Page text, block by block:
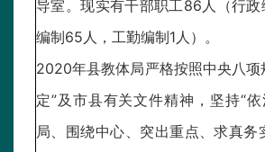
导室。现实有干部职工86人（行
编制65人，工勤编制1人）。
2020年县教体局严格按照中央八项
定”及市县有关文件精神，坚持“
局、围绕中心、突出重点、求真务